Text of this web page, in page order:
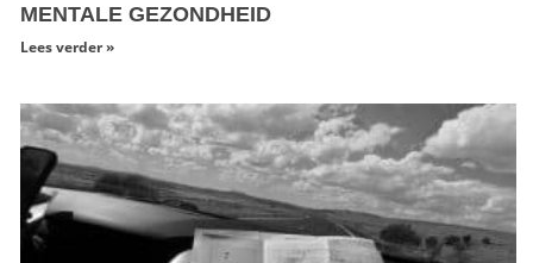
MENTALE GEZONDHEID
Lees verder »